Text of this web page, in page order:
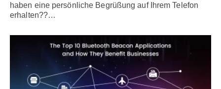
haben eine persönliche Begrüßung auf Ihrem Telefon
erhalten??…